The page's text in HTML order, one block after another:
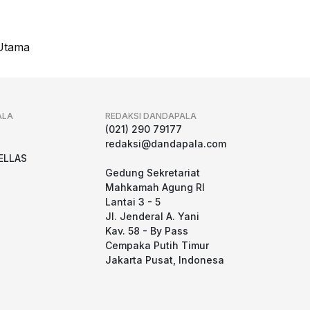
REDAKSI DANDAPALA
(021) 290 79177
redaksi@dandapala.com
Gedung Sekretariat
Mahkamah Agung RI
Lantai 3 - 5
Jl. Jenderal A. Yani
Kav. 58 - By Pass
Cempaka Putih Timur
Jakarta Pusat, Indonesa